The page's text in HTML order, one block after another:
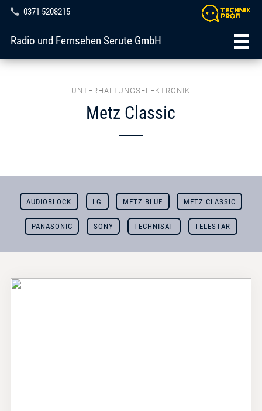
0371 5208215
Radio und Fernsehen Serute GmbH
UNTERHALTUNGSELEKTRONIK
Metz Classic
AUDIOBLOCK LG METZ BLUE METZ CLASSIC
PANASONIC SONY TECHNISAT TELESTAR